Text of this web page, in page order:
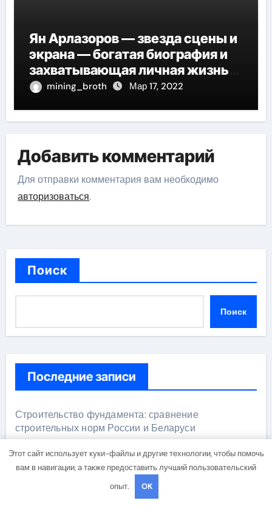
Ян Арлазоров — звезда сцены и
экрана — богатая биография и
захватывающая личная жизнь
великого актера
mining_broth Мар 17, 2022
Добавить комментарий
Для отправки комментария вам необходимо
авторизоваться.
Поиск
Поиск
Последние записи
Строительство фундамента: сравнение
строительных норм России и Беларуси
Использование виртуальных карт для оплаты
зарубежных сервисов
Этот сайт использует куки-файлы и другие технологии, чтобы помочь
вам в навигации, а также предоставить лучший пользовательский
опыт.
OK